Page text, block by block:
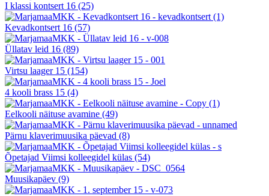
I klassi kontsert 16 (25)
Kevadkontsert 16 (57)
Üllatav leid 16 (89)
Virtsu laager 15 (154)
4 kooli brass 15 (4)
Eelkooli näituse avamine (49)
Pärnu klaverimuusika päevad (8)
Õpetajad Viimsi kolleegidel külas (54)
Muusikapäev (9)